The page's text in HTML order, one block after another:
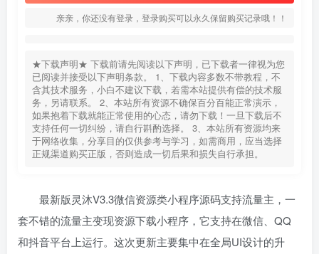
亲亲，你还没有登录，登录购买可以永久保留购买记录哦！！
★下载声明★ 下载前请先阅读以下声明，已下载者一律视为您
已阅读并接受以下声明条款。 1、下载内容多数不带教程，不
含其技术服务，小白不建议下载，若需本站提供有偿的技术服
务，另请联系。 2、本站所有资源不确保百分百能正常演示，
如果抱着下载就能正常使用的心态，请勿下载！一旦下载后不
支持任何一切纠纷，请自行斟酌选择。 3、本站所有资源均来
于网络收集，分享目的仅供参考与学习，如需商用，应当选择
正规渠道购买正版，否则造成一切后果和损失自行承担。
最新版灵沐V3.3微信资源类小程序源码支持流量主，一
套不错的流量主变现资源下载小程序，它支持在微信、QQ
和抖音平台上运行。这次更新主要集中在全局UI设计的升